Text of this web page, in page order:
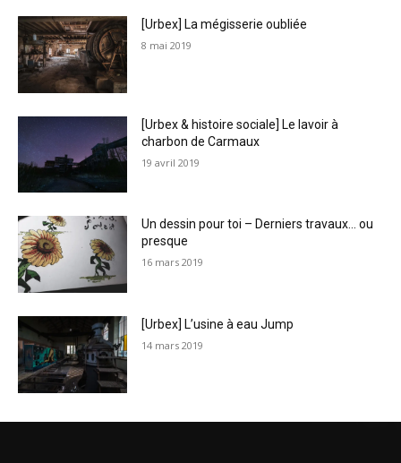
[Urbex] La mégisserie oubliée
8 mai 2019
[Urbex & histoire sociale] Le lavoir à
charbon de Carmaux
19 avril 2019
Un dessin pour toi – Derniers travaux… ou
presque
16 mars 2019
[Urbex] L’usine à eau Jump
14 mars 2019